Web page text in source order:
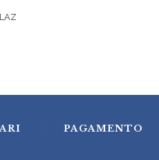
PAGAMENTO